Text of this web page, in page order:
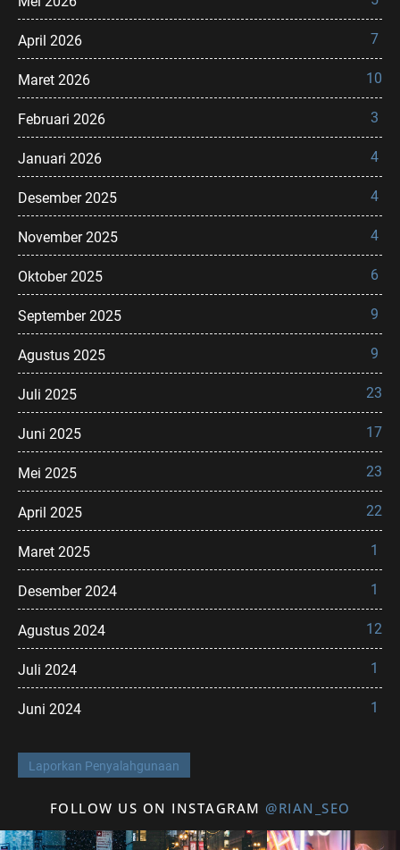
April 2026 7
Maret 2026 10
Februari 2026 3
Januari 2026 4
Desember 2025 4
November 2025 4
Oktober 2025 6
September 2025 9
Agustus 2025 9
Juli 2025 23
Juni 2025 17
Mei 2025 23
April 2025 22
Maret 2025 1
Desember 2024 1
Agustus 2024 12
Juli 2024 1
Juni 2024 1
Laporkan Penyalahgunaan
FOLLOW US ON INSTAGRAM @RIAN_SEO